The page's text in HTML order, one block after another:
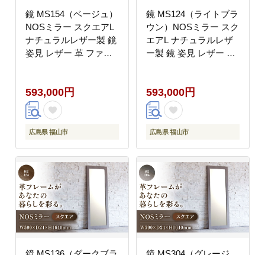
鏡 MS154（ベージュ）
NOSミラー スクエアL
ナチュラルレザー製 鏡
姿見 レザー 革 ファニ
会社心石工芸
[BABV005]
593,000円
広島県 福山市
鏡 MS124（ライトブラ
ウン）NOSミラー スク
エアL ナチュラルレザ
ー製 鏡 姿見 レザー 革
株式会社心石工芸
[BABV006]
593,000円
広島県 福山市